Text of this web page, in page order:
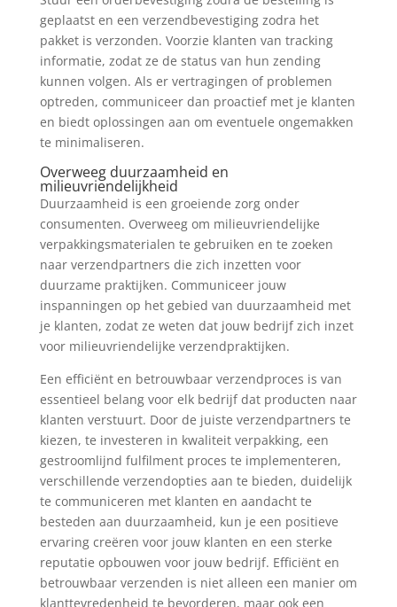
geplaatst en een verzendbevestiging zodra het
pakket is verzonden. Voorzie klanten van tracking
informatie, zodat ze de status van hun zending
kunnen volgen. Als er vertragingen of problemen
optreden, communiceer dan proactief met je klanten
en biedt oplossingen aan om eventuele ongemakken
te minimaliseren.
Overweeg duurzaamheid en
milieuvriendelijkheid
Duurzaamheid is een groeiende zorg onder
consumenten. Overweeg om milieuvriendelijke
verpakkingsmaterialen te gebruiken en te zoeken
naar verzendpartners die zich inzetten voor
duurzame praktijken. Communiceer jouw
inspanningen op het gebied van duurzaamheid met
je klanten, zodat ze weten dat jouw bedrijf zich inzet
voor milieuvriendelijke verzendpraktijken.
Een efficiënt en betrouwbaar verzendproces is van
essentieel belang voor elk bedrijf dat producten naar
klanten verstuurt. Door de juiste verzendpartners te
kiezen, te investeren in kwaliteit verpakking, een
gestroomlijnd fulfilment proces te implementeren,
verschillende verzendopties aan te bieden, duidelijk
te communiceren met klanten en aandacht te
besteden aan duurzaamheid, kun je een positieve
ervaring creëren voor jouw klanten en een sterke
reputatie opbouwen voor jouw bedrijf. Efficiënt en
betrouwbaar verzenden is niet alleen een manier om
klanttevredenheid te bevorderen, maar ook een